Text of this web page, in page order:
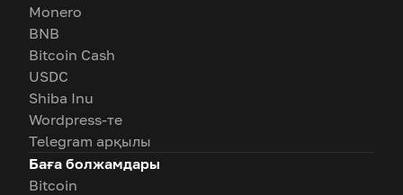
Monero
BNB
Bitcoin Cash
USDC
Shiba Inu
Wordpress-те
Telegram арқылы
Баға болжамдары
Bitcoin